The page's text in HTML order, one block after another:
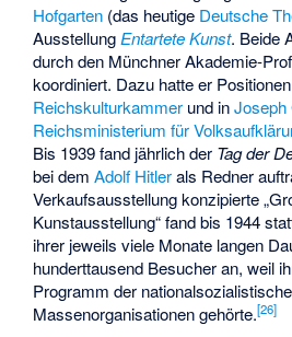
Hofgarten (das heutige Deutsche
Ausstellung Entartete Kunst. Beide
durch den Münchner Akademie-
koordiniert. Dazu hatte er
Reichskulturkammer und inJoseph
Reichsministerium für
Bis 1939 fand jährlich der Tag der
bei demAdolf Hitlerals Redner
Verkaufsausstellung konzipierte
Kunstausstellung“ fand bis 1944
ihrer jeweils viele Monate langen
hunderttausend Besucher an, weil
Programm der
Massenorganisationen gehörte.[26]